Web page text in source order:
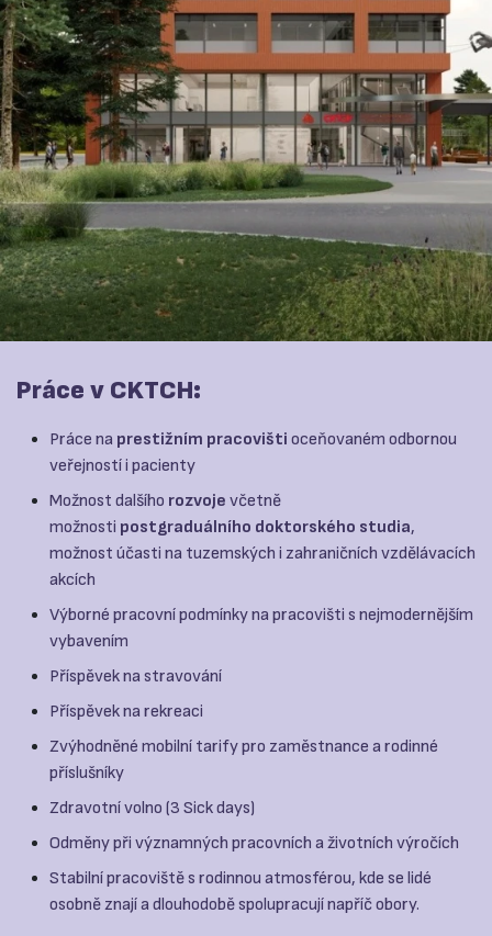
Práce v CKTCH:
Práce na prestižním pracovišti oceňovaném odbornou
veřejností i pacienty
Možnost dalšího rozvoje včetně
možnosti postgraduálního doktorského studia,
možnost účasti na tuzemských i zahraničních vzdělávacích
akcích
Výborné pracovní podmínky na pracovišti s nejmodernějším
vybavením
Příspěvek na stravování
Příspěvek na rekreaci
Zvýhodněné mobilní tarify pro zaměstnance a rodinné
příslušníky
Zdravotní volno (3 Sick days)
Odměny při významných pracovních a životních výročích
Stabilní pracoviště s rodinnou atmosférou, kde se lidé
osobně znají a dlouhodobě spolupracují napříč obory.